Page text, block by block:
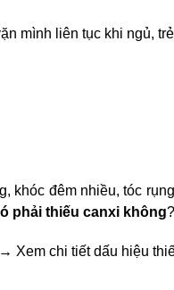
mình liên tục khi ngủ,
đêm nhiều, tóc
phải thiếu canxi không?
Xem chi tiết dấu hiệu